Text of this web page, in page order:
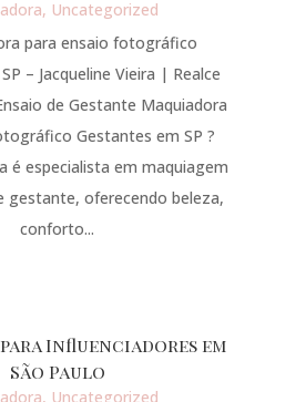
, Uncategorized
para ensaio fotográfico
– Jacqueline Vieira | Realce
de Gestante Maquiadora
Gestantes em SP ?
é especialista em maquiagem
gestante, oferecendo beleza,
conforto...
Influenciadores em
São Paulo
, Uncategorized